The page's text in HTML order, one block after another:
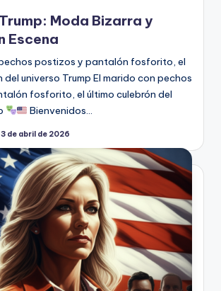
Moda Bizarra y
Escena
postizos y pantalón fosforito, el
del universo Trump El marido con pechos
fosforito, el último culebrón del
Bienvenidos…
3 de abril de 2026